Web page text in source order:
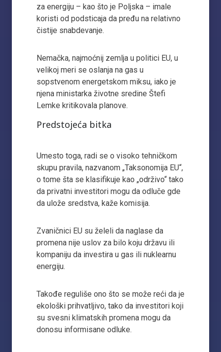
za energiju – kao što je Poljska – imale
koristi od podsticaja da pređu na relativno
čistije snabdevanje.
Nemačka, najmoćnij zemlja u politici EU, u
velikoj meri se oslanja na gas u
sopstvenom energetskom miksu, iako je
njena ministarka životne sredine Štefi
Lemke kritikovala planove.
Predstojeća bitka
Umesto toga, radi se o visoko tehničkom
skupu pravila, nazvanom „Taksonomija EU“,
o tome šta se klasifikuje kao „održivo“ tako
da privatni investitori mogu da odluče gde
da ulože sredstva, kaže komisija.
Zvaničnici EU su želeli da naglase da
promena nije uslov za bilo koju državu ili
kompaniju da investira u gas ili nuklearnu
energiju.
Takođe reguliše ono što se može reći da je
ekološki prihvatljivo, tako da investitori koji
su svesni klimatskih promena mogu da
donosu informisane odluke.